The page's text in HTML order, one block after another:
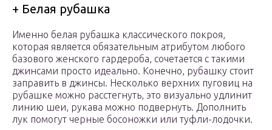
+ Белая рубашка
Именно белая рубашка классического покроя,
которая является обязательным атрибутом любого
базового женского гардероба, сочетается с такими
джинсами просто идеально. Конечно, рубашку стоит
заправить в джинсы. Несколько верхних пуговиц на
рубашке можно расстегнуть, это визуально удлинит
линию шеи, рукава можно подвернуть. Дополнить
лук помогут черные босоножки или туфли-лодочки.